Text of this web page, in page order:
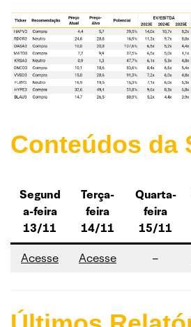
Conteúdos da
Segund
a-feira
13/11
Terça-
feira
14/11
Quarta-
feira
15/11
Acesse Acesse –